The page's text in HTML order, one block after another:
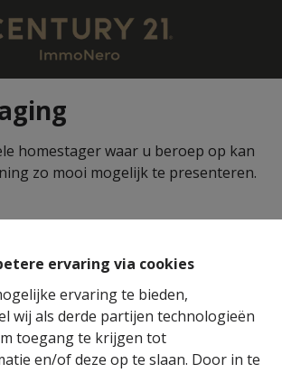
ervaring via cookies
ervaring te bieden,
wij als derde partijen technologieën
toegang te krijgen tot
en/of deze op te slaan. Door in te
homestager waar u beroep op kan
zo mooi mogelijk te presenteren.